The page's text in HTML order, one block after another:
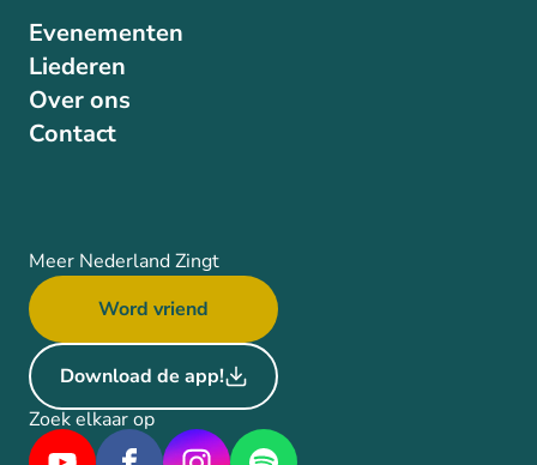
Evenementen
Liederen
Over ons
Contact
Meer Nederland Zingt
Word vriend
Download de app!
Zoek elkaar op